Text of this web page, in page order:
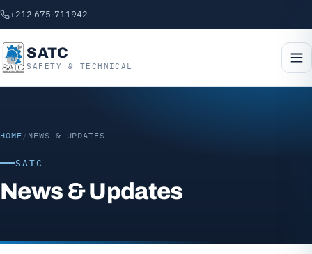
+212 675-711942
SATC
SAFETY & TECHNICAL
HOME / NEWS & UPDATES
SATC
News & Updates